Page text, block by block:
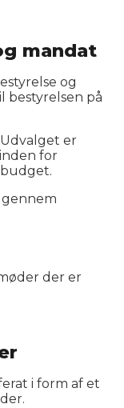
mandat
og
bestyrelsen på
er
for
der er
i form af et